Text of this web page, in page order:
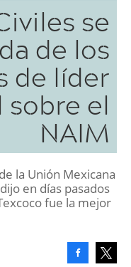
se
de los
de líder
el
NAIM
la Unión Mexicana
en días pasados
fue la mejor